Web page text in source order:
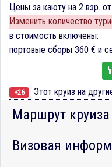
Цены за каюту на 2 взр. от
Изменить количество
в стоимость включены:
портовые сборы 360 € и
+26 Этот круиз на
Маршрут круиза
Визовая